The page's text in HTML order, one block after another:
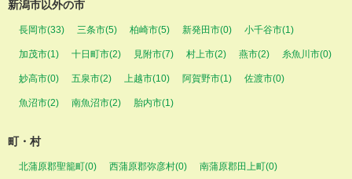
新潟市以外の市
長岡市(33) 三条市(5) 柏崎市(5) 新発田市(0) 小千谷市(1)
加茂市(1) 十日町市(2) 見附市(7) 村上市(2) 燕市(2) 糸魚川市(0)
妙高市(0) 五泉市(2) 上越市(10) 阿賀野市(1) 佐渡市(0)
魚沼市(2) 南魚沼市(2) 胎内市(1)
町・村
北蒲原郡聖籠町(0) 西蒲原郡弥彦村(0) 南蒲原郡田上町(0)